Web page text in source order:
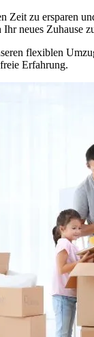
Zeit zu ersparen
neues Zuhause
flexiblen
Erfahrung.